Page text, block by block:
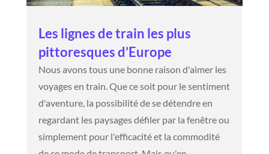
Les lignes de train les plus
pittoresques d’Europe
Nous avons tous une bonne raison d'aimer les
voyages en train. Que ce soit pour le sentiment
d'aventure, la possibilité de se détendre en
regardant les paysages défiler par la fenêtre ou
simplement pour l'efficacité et la commodité